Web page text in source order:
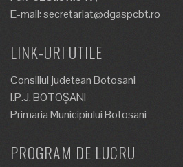
E-mail: secretariat@dgaspcbt.ro
LINK-URI UTILE
Consiliul judetean Botosani
I.P.J. BOTOȘANI
Primaria Municipiului Botosani
PROGRAM DE LUCRU